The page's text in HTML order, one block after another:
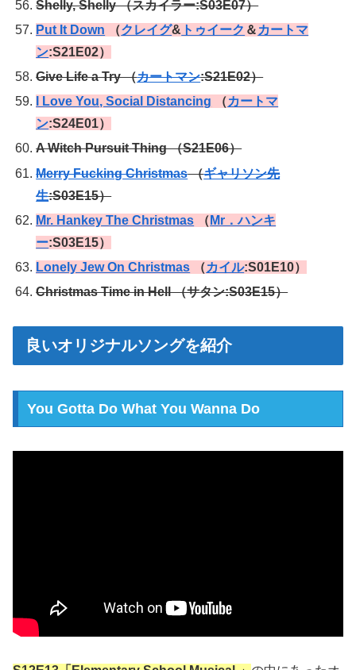
Shelly, Shelly （スカイラー:S03E07）
Put It Down （クレイグ& トゥイーク ＆ カートマ
ン:S21E02）
Give Life a Try （カートマン:S21E02）
I Love You, Social Distancing （カートマ
ン:S24E01）
A Witch Pursuit Thing （S21E06）
Merry Fucking Christmas（ギャリソン先
生:S03E15）
Mr. Hankey The Christmas （ Mr．ハンキ
ー:S03E15）
Lonely Jew On Christmas （カイル:S01E10）
Christmas Time in Hell （サタン:S03E15）
良いオリジナルソングを紹介
You Gotta Do What You Wanna Do